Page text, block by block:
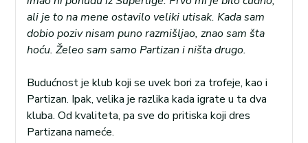
ali je to na mene ostavilo veliki utisak. Kada sam
dobio poziv nisam puno razmišljao, znao sam šta
hoću. Želeo sam samo Partizan i ništa drugo.
Budućnost je klub koji se uvek bori za trofeje, kao i
Partizan. Ipak, velika je razlika kada igrate u ta dva
kluba. Od kvaliteta, pa sve do pritiska koji dres
Partizana nameće.